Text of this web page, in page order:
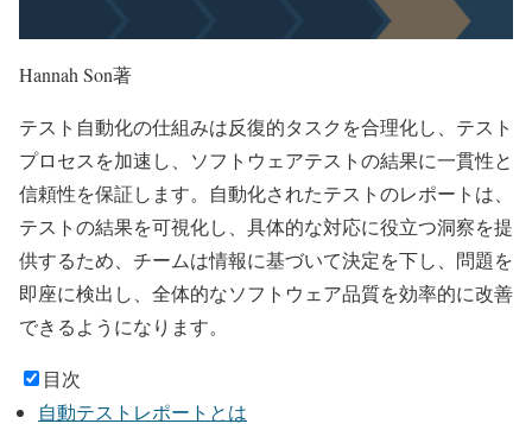
Hannah Son著
テスト自動化の仕組みは反復的タスクを合理化し、テスト
プロセスを加速し、ソフトウェアテストの結果に一貫性と
信頼性を保証します。自動化されたテストのレポートは、
テストの結果を可視化し、具体的な対応に役立つ洞察を提
供するため、チームは情報に基づいて決定を下し、問題を
即座に検出し、全体的なソフトウェア品質を効率的に改善
できるようになります。
目次
自動テストレポートとは